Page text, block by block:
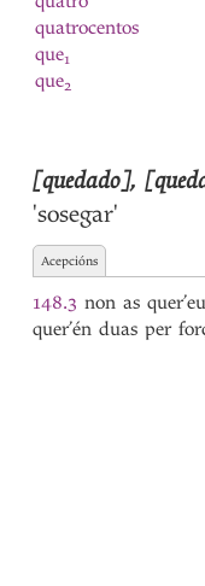
quatrocentos
que1
que2
quebrantado
quebrantar
quebranto
quebrar
queda
quedada
quedado
[quedado],
'sosegar'
Acepcións
148.3 non as
quer’én duas per